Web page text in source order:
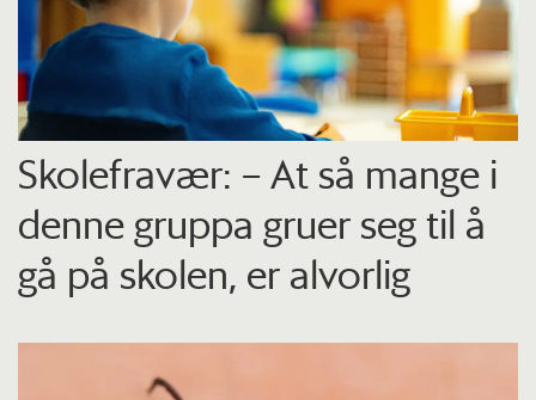
Skolefravær: – At så mange i
denne gruppa gruer seg til å
gå på skolen, er alvorlig